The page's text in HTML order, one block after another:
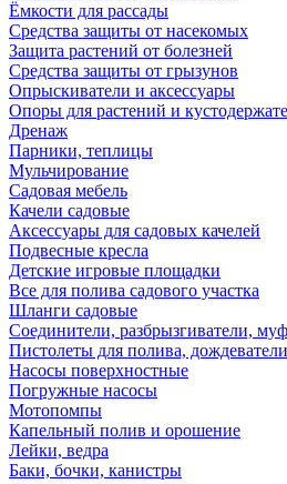
Ёмкости для рассады
Средства защиты от насекомых
Защита растений от болезней
Средства защиты от грызунов
Опрыскиватели и аксессуары
Опоры для растений и
Дренаж
Парники, теплицы
Мульчирование
Садовая мебель
Качели садовые
Аксессуары для садовых качелей
Подвесные кресла
Детские игровые площадки
Все для полива садового участка
Шланги садовые
Соединители, разбрызгиватели,
Пистолеты для полива, дождеватели
Насосы поверхностные
Погружные насосы
Мотопомпы
Капельный полив и орошение
Лейки, ведра
Баки, бочки, канистры